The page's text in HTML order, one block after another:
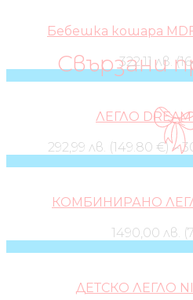
Свързани
Бебешка кошара
322,11 лв.
ЛЕГЛО
292,99 лв. (149.80 €)–
КОМБИНИРАНО
1490,00 лв.
ДЕТСКО ЛЕГЛО